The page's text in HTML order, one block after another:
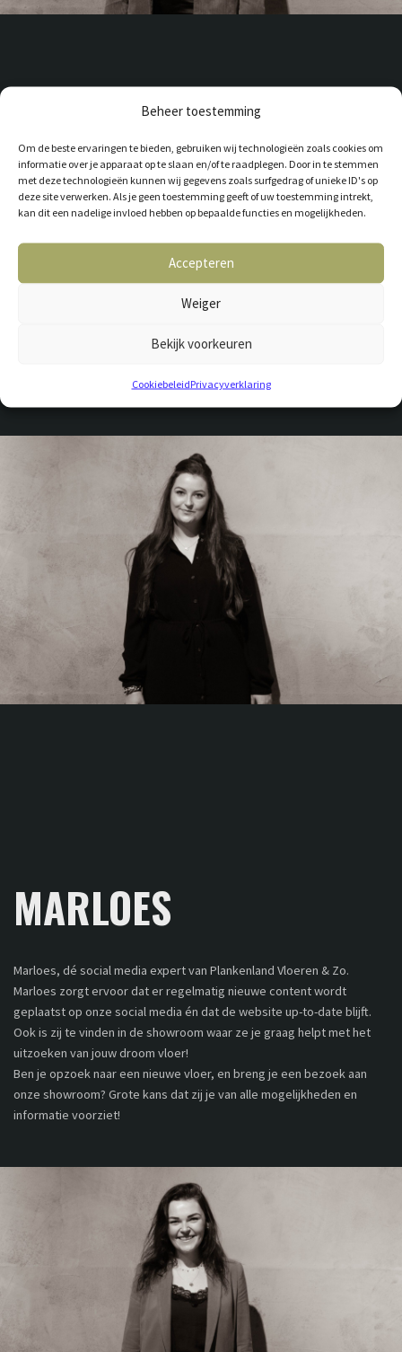
Beheer toestemming
Om de beste ervaringen te bieden, gebruiken wij technologieën zoals cookies om
informatie over je apparaat op te slaan en/of te raadplegen. Door in te stemmen
met deze technologieën kunnen wij gegevens zoals surfgedrag of unieke ID's op
deze site verwerken. Als je geen toestemming geeft of uw toestemming intrekt,
kan dit een nadelige invloed hebben op bepaalde functies en mogelijkheden.
Accepteren
Weiger
Bekijk voorkeuren
CookiebeleidPrivacyverklaring
MANON
Manon, de klantenspecialist! Manon helpt jou graag met het uitzoeken
van jouw nieuwe vloer. Advies nodig of de vloer wel bij jouw interieur
of kleur? Manon adviseert je graag! Ook naderhand kan het zijn dat je
planning en administratie.
MARLOES
Marloes, dé social media expert van Plankenland Vloeren & Zo.
Marloes zorgt ervoor dat er regelmatig nieuwe content wordt
geplaatst op onze social media én dat de website up-to-date blijft.
Ook is zij te vinden in de showroom waar ze je graag helpt met het
uitzoeken van jouw droom vloer!
Ben je opzoek naar een nieuwe vloer, en breng je een bezoek aan
onze showroom? Grote kans dat zij je van alle mogelijkheden en
informatie voorziet!